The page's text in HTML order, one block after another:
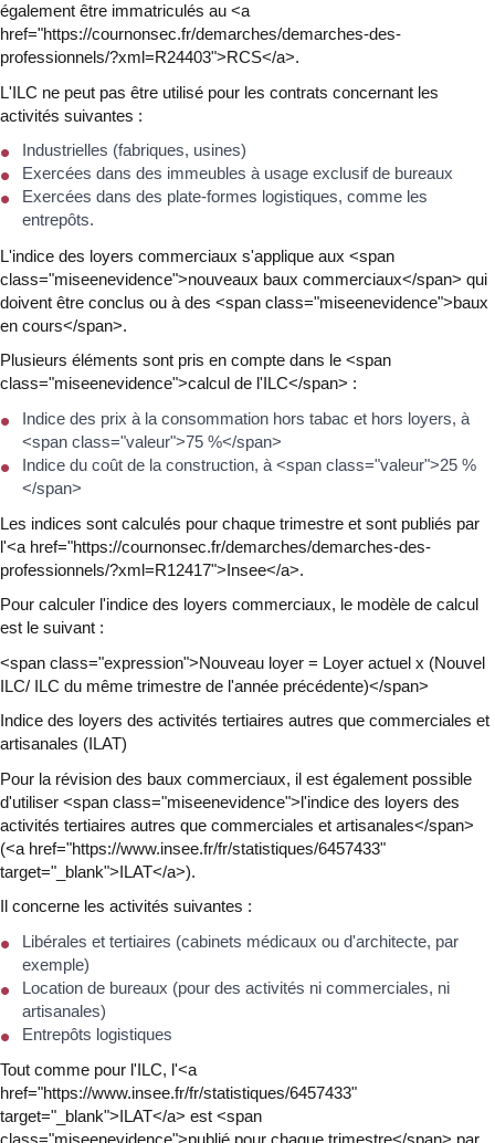
également être immatriculés au <a
href="https://cournonsec.fr/demarches/demarches-des-
professionnels/?xml=R24403">RCS</a>.
L'ILC ne peut pas être utilisé pour les contrats concernant les
activités suivantes :
Industrielles (fabriques, usines)
Exercées dans des immeubles à usage exclusif de bureaux
Exercées dans des plate-formes logistiques, comme les
entrepôts.
L'indice des loyers commerciaux s'applique aux <span
class="miseenevidence">nouveaux baux commerciaux</span> qui
doivent être conclus ou à des <span class="miseenevidence">baux
en cours</span>.
Plusieurs éléments sont pris en compte dans le <span
class="miseenevidence">calcul de l'ILC</span> :
Indice des prix à la consommation hors tabac et hors loyers, à
<span class="valeur">75 %</span>
Indice du coût de la construction, à <span class="valeur">25 %
</span>
Les indices sont calculés pour chaque trimestre et sont publiés par
l'<a href="https://cournonsec.fr/demarches/demarches-des-
professionnels/?xml=R12417">Insee</a>.
Pour calculer l'indice des loyers commerciaux, le modèle de calcul
est le suivant :
<span class="expression">Nouveau loyer = Loyer actuel x (Nouvel
ILC/ ILC du même trimestre de l'année précédente)</span>
Indice des loyers des activités tertiaires autres que commerciales et
artisanales (ILAT)
Pour la révision des baux commerciaux, il est également possible
d'utiliser <span class="miseenevidence">l'indice des loyers des
activités tertiaires autres que commerciales et artisanales</span>
(<a href="https://www.insee.fr/fr/statistiques/6457433"
target="_blank">ILAT</a>).
Il concerne les activités suivantes :
Libérales et tertiaires (cabinets médicaux ou d'architecte, par
exemple)
Location de bureaux (pour des activités ni commerciales, ni
artisanales)
Entrepôts logistiques
Tout comme pour l'ILC, l'<a
href="https://www.insee.fr/fr/statistiques/6457433"
target="_blank">ILAT</a> est <span